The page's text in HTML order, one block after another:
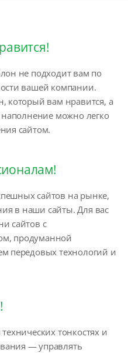
не подходит вам по
вашей компании.
который вам нравится, а
наполнение можно легко
сайтом.
сайтов на рынке,
в наши сайты. Для вас
сайтов с
продуманной
передовых технологий и
тонкостях и
— управлять